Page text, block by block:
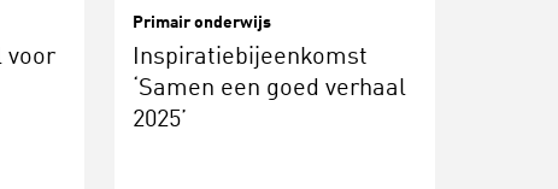
voor
Primair onderwijs
Inspiratiebijeenkomst
‘Samen een goed verhaal
2025’